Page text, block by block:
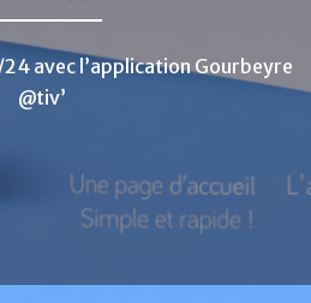
vers la transition sociale